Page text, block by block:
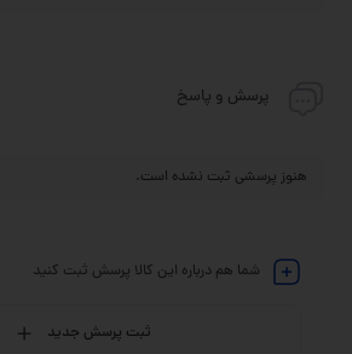
پرسش و پاسخ
هنوز پرسشی ثبت نشده است.
شما هم درباره این کالا پرسش ثبت کنید
ثبت پرسش جدید